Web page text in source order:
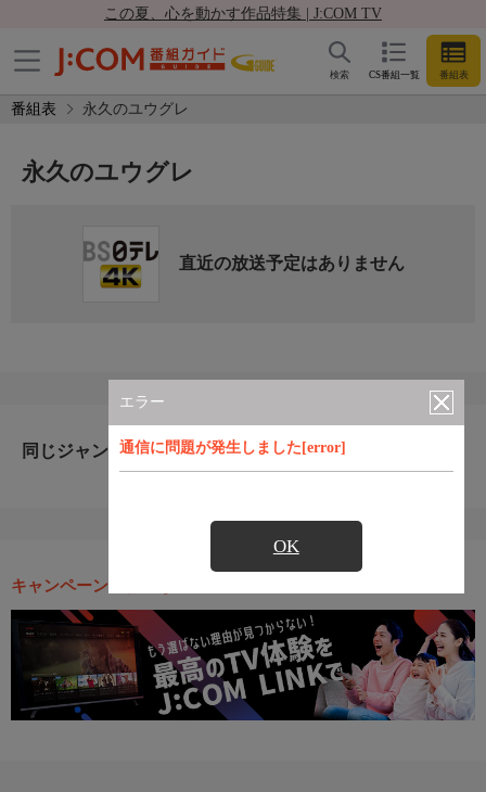
この夏、心を動かす作品特集 | J:COM TV
CS番組一覧 番組表
検索
番組表 永久のユウグレ
エラー
通信に問題が発生しました[error]
OK
永久のユウグレ
直近の放送予定はありません
同じジャンルのおすすめ番組
キャンペーン・お得な情報